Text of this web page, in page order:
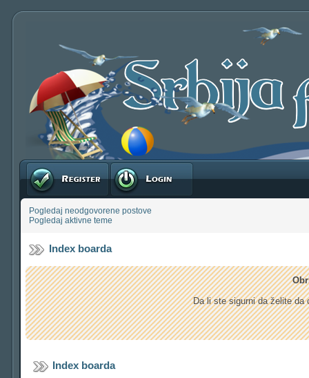
Registruj se Prijavite se
Pogledaj neodgovorene postove
Pogledaj aktivne teme
Index boarda
Da li ste sigurni da želite da
Index boarda